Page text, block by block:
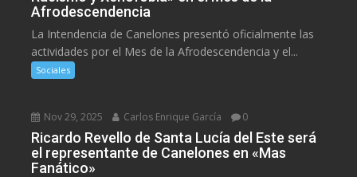
Afrodescendencia
La Intendencia de Canelones presentó oficialmente las
actividades por el Mes de la Afrodescendencia y el...
Sociales
Nov 29, 2025 Carlos Enrique García 0
Ricardo Revello de Santa Lucía del Este será
el representante de Canelones en «Mas
Fanático»